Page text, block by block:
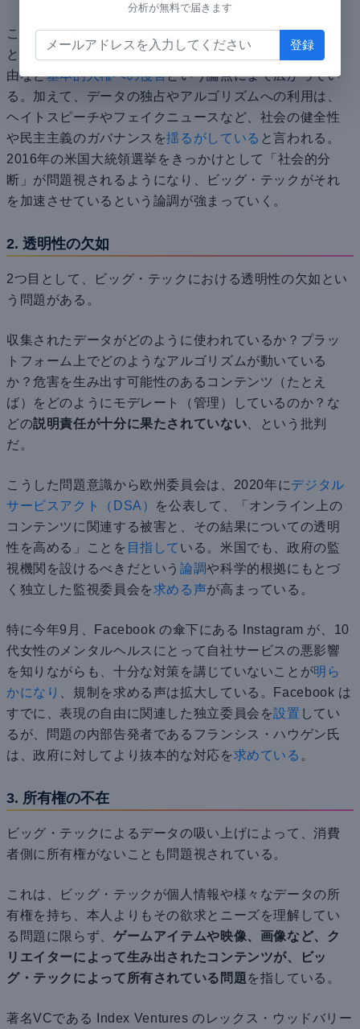
こうした問題は、単なる独占的な地位による不当な利益
という論点だけでなく、プライバシーの権利や表現の自
由など基本的人権への侵害という論点にまで広がってい
る。加えて、データの独占やアルゴリズムへの利用は、
ヘイトスピーチやフェイクニュースなど、社会の健全性
や民主主義のガバナンスを揺るがしている と言われる。
2016年の米国大統領選挙をきっかけとして「社会的分
断」が問題視されるようになり、ビッグ・テックがそれ
を加速させているという論調が強まっていく。
2. 透明性の欠如
2つ目として、ビッグ・テックにおける透明性の欠如とい
う問題がある。
収集されたデータがどのように使われているか？プラッ
トフォーム上でどのようなアルゴリズムが動いている
か？危害を生み出す可能性のあるコンテンツ（たとえ
ば）をどのようにモデレート（管理）しているのか？な
どの説明責任が十分に果たされていない 、という批判
だ。
こうした問題意識から欧州委員会は、2020年にデジタル
サービスアクト（DSA） を公表して、「オンライン上の
コンテンツに関連する被害と、その結果についての透明
性を高める」ことを 目指して いる。米国でも、政府の監
視機関を設けるべきだという論調や科学的根拠にもとづ
く独立した監視委員会を求める声が高まっている。
特に今年9月、Facebook の傘下にある Instagram が、10
代女性のメンタルヘルスにとって自社サービスの悪影響
を知りながらも、十分な対策を講じていないことが明ら
かになり
、規制を求める声は拡大している。Facebook は
すでに、表現の自由に関連した独立委員会を設置 してい
るが、問題の内部告発者であるフランシス・ハウゲン氏
は、政府に対してより抜本的な対応を求めている 。
3. 所有権の不在
ビッグ・テックによるデータの吸い上げによって、消費
者側に所有権がないことも問題視されている。
これは、ビッグ・テックが個人情報や様々なデータの所
有権を持ち、本人よりもその欲求とニーズを理解してい
る問題に限らず、 ゲームアイテムや映像、画像など、ク
リエイターによって生み出されたコンテンツが、ビッ
グ・テックによって所有されている問題を指している。
著名VCである Index Ventures のレックス・ウッドバリー
分析が無料で届きます